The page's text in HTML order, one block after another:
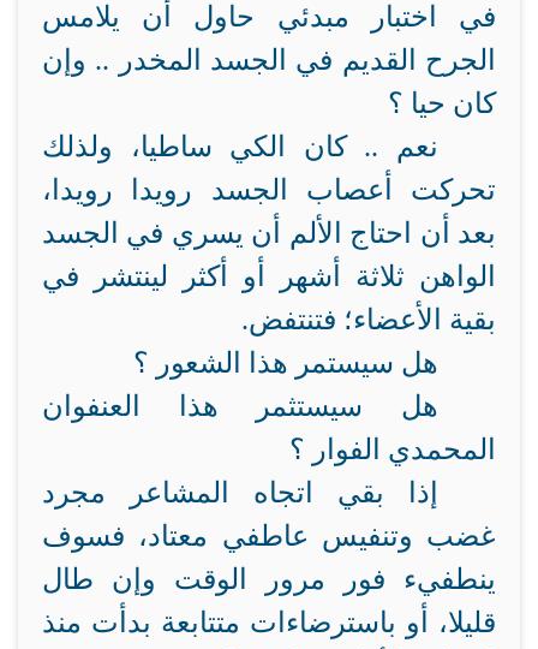
في اختبار مبدئي حاول أن يلامس
الجرح القديم في الجسد المخدر .. وإن
كان حيا ؟
نعم .. كان الكي ساطيا، ولذلك
تحركت أعصاب الجسد رويدا رويدا،
بعد أن احتاج الألم أن يسري في الجسد
الواهن ثلاثة أشهر أو أكثر لينتشر في
بقية الأعضاء؛ فتنتفض.
هل سيستمر هذا الشعور ؟
هل سيستثمر هذا العنفوان
المحمدي الفوار ؟
إذا بقي اتجاه المشاعر مجرد
غضب وتنفيس عاطفي معتاد، فسوف
ينطفيء فور مرور الوقت وإن طال
قليلا، أو باسترضاءات متتابعة بدأت منذ